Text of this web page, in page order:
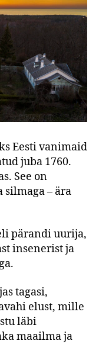
Eesti vanimaid
juba 1760.
See on
silmaga – ära
pärandi uurija,
insenerist ja
tagasi,
elust, mille
läbi
maailma ja